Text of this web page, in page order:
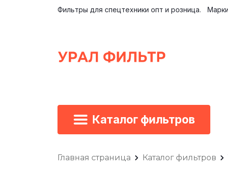
Каталог фильтров
Фильтры для спецтехники опт и розница.
Главная страница Каталог фильтров